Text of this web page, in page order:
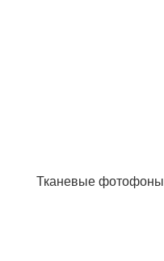
Тканевые фотофоны